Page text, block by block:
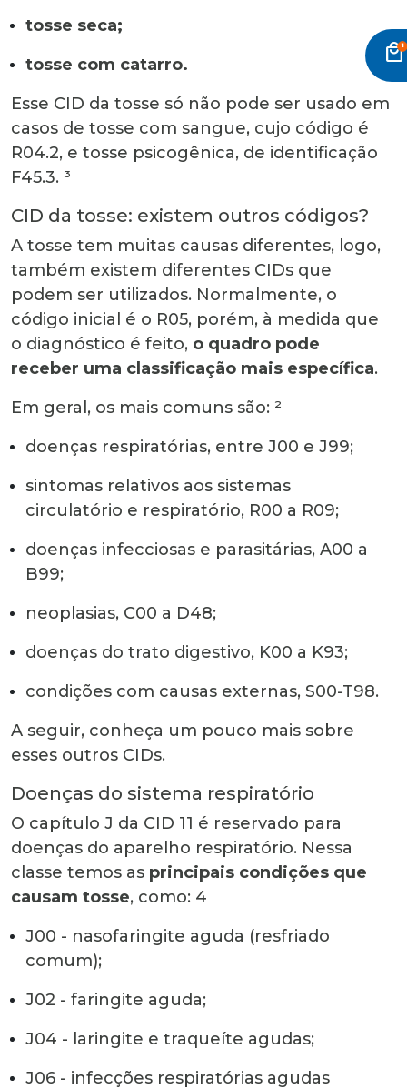
local_mall
tosse seca;
tosse com catarro.
Esse CID da tosse só não pode ser usado em
casos de tosse com sangue, cujo código é
R04.2, e tosse psicogênica, de identificação
F45.3. ³
CID da tosse: existem outros códigos?
A tosse tem muitas causas diferentes, logo,
também existem diferentes CIDs que
podem ser utilizados. Normalmente, o
código inicial é o R05, porém, à medida que
o diagnóstico é feito, o quadro pode
receber uma classificação mais específica.
Em geral, os mais comuns são: ²
doenças respiratórias, entre J00 e J99;
sintomas relativos aos sistemas
circulatório e respiratório, R00 a R09;
doenças infecciosas e parasitárias, A00 a
B99;
neoplasias, C00 a D48;
doenças do trato digestivo, K00 a K93;
condições com causas externas, S00-T98.
A seguir, conheça um pouco mais sobre
esses outros CIDs.
Doenças do sistema respiratório
O capítulo J da CID 11 é reservado para
doenças do aparelho respiratório. Nessa
classe temos as principais condições que
causam tosse, como: 4
J00 - nasofaringite aguda (resfriado
comum);
J02 - faringite aguda;
J04 - laringite e traqueíte agudas;
J06 - infecções respiratórias agudas